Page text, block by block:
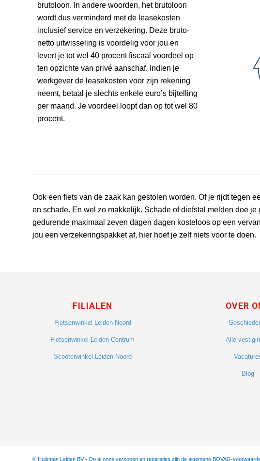
brutoloon. In andere woorden, het brutoloon
wordt dus verminderd met de leasekosten
inclusief service en verzekering. Deze bruto-
netto uitwisseling is voordelig voor jou en
levert je tot wel 40 procent fiscaal voordeel op
ten opzichte van privé aanschaf. Indien je
werkgever de leasekosten voor zijn rekening
neemt, betaal je slechts enkele euro’s bijtelling
per maand. Je voordeel loopt dan op tot wel 80
procent.
Ook een fiets van de zaak kan gestolen worden. Of je rijdt tegen
en schade. En wel zo makkelijk. Schade of diefstal melden doe
gedurende maximaal zeven dagen dagen kosteloos op een
jou een verzekeringspakket af, hier hoef je zelf niets voor te doen.
FILIALEN
Fietsenwinkel Leiden Noord
Fietsenwinkel Leiden Centrum
Scooterwinkel Leiden Noord
OVER
Alle
Blog
© Huisman Leiden BV • Op al onze verkopen en reparaties zijn de algemene BOVAG-